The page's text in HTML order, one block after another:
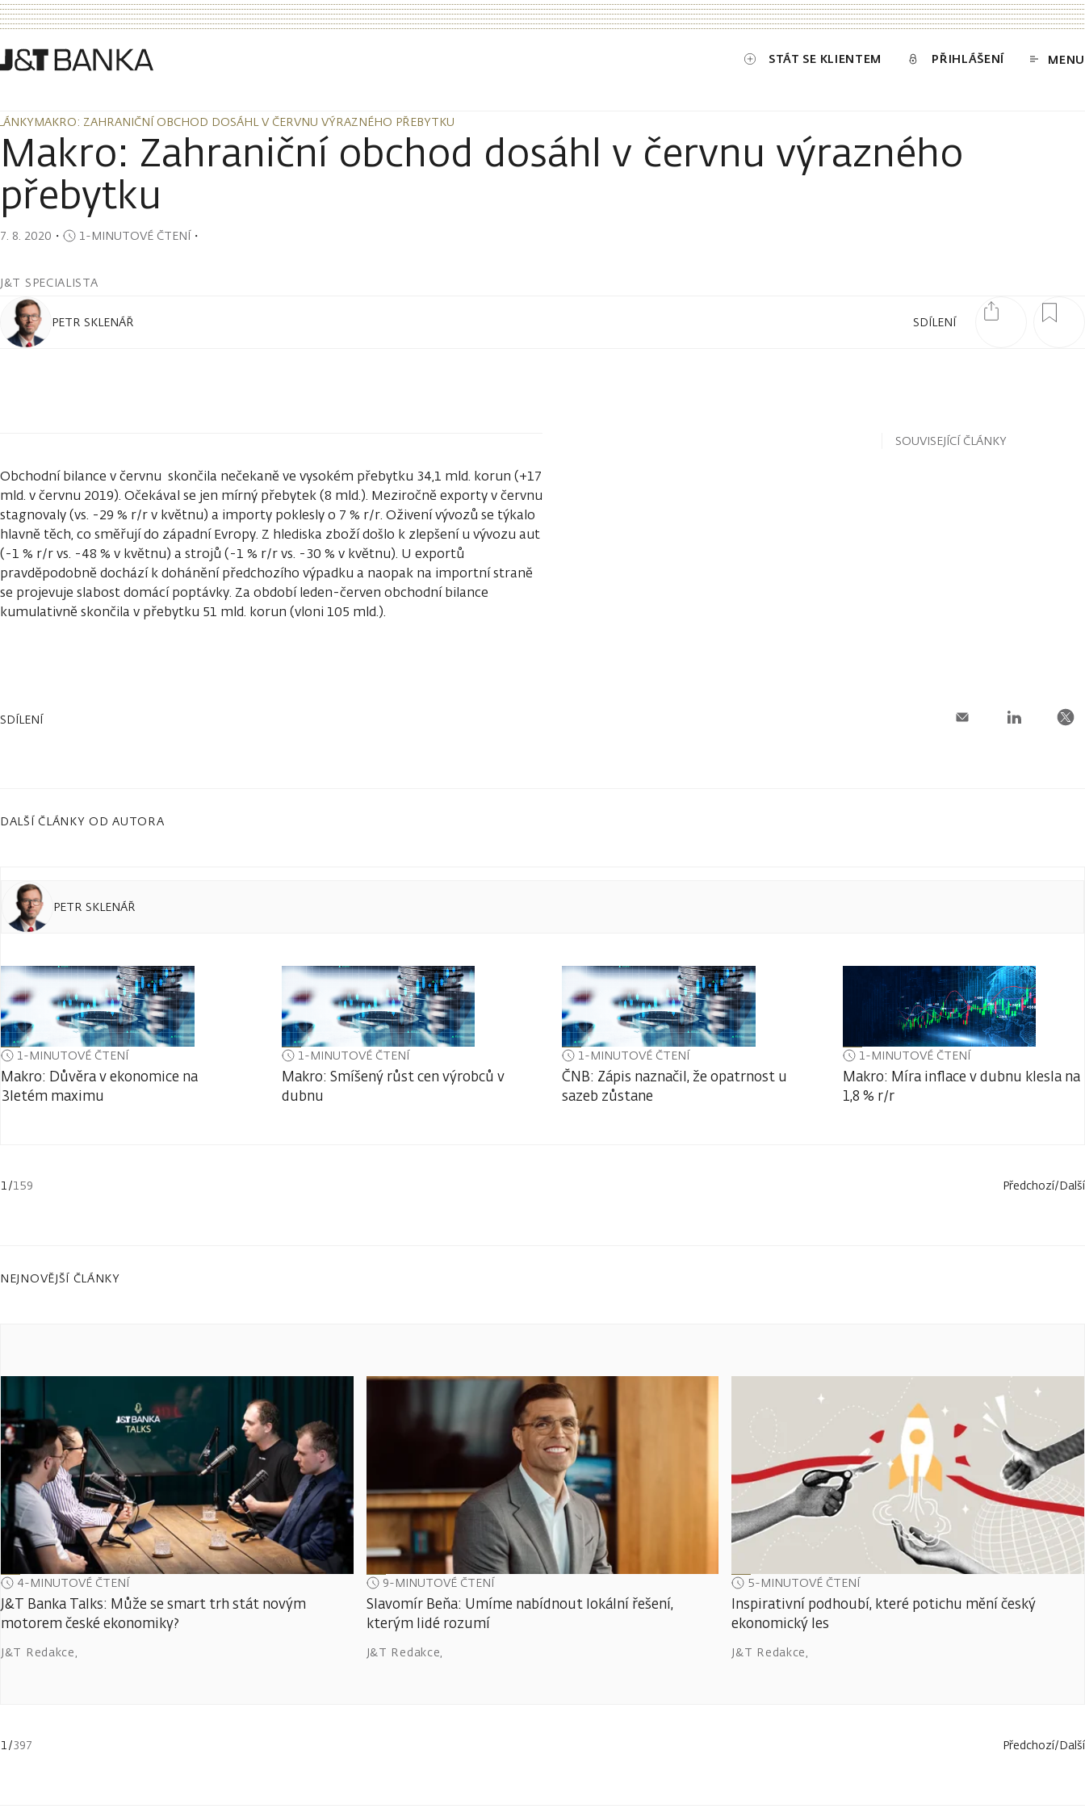
STÁT SE KLIENTEM PŘIHLÁŠENÍ MENU
MAKRO: ZAHRANIČNÍ OBCHOD DOSÁHL V ČERVNU VÝRAZNÉHO PŘEBYTKU
MAKRO: ZAHRANIČNÍ OBCHOD DOSÁHL V ČERVNU VÝRAZNÉHO PŘEBYTKU
Makro: Zahraniční obchod dosáhl v červnu výrazného
přebytku
7. 8. 2020 ・ 1-MINUTOVÉ ČTENÍ・
J&T SPECIALISTA
SDÍLENÍ
PETR SKLENÁŘ
Obchodní bilance v červnu skončila nečekaně ve vysokém přebytku 34,1 mld. korun (+17
mld. v červnu 2019). Očekával se jen mírný přebytek (8 mld.). Meziročně exporty v červnu
stagnovaly (vs. -29 % r/r v květnu) a importy poklesly o 7 % r/r. Oživení vývozů se týkalo
hlavně těch, co směřují do západní Evropy. Z hlediska zboží došlo k zlepšení u vývozu aut
(-1 % r/r vs. -48 % v květnu) a strojů (-1 % r/r vs. -30 % v květnu). U exportů
pravděpodobně dochází k dohánění předchozího výpadku a naopak na importní straně
se projevuje slabost domácí poptávky. Za období leden-červen obchodní bilance
kumulativně skončila v přebytku 51 mld. korun (vloni 105 mld.).
SOUVISEJÍCÍ ČLÁNKY
SDÍLENÍ
DALŠÍ ČLÁNKY OD AUTORA
PETR SKLENÁŘ
1-MINUTOVÉ ČTENÍ
Makro: Důvěra v ekonomice na
3letém maximu
1-MINUTOVÉ ČTENÍ
Makro: Smíšený růst cen výrobců v
dubnu
1-MINUTOVÉ ČTENÍ
ČNB: Zápis naznačil, že opatrnost u
sazeb zůstane
1-MINUTOVÉ ČTENÍ
Makro: Míra inflace v dubnu klesla na
1,8 % r/r
1 /159 Předchozí/Další
NEJNOVĚJŠÍ ČLÁNKY
4-MINUTOVÉ ČTENÍ
J&T Banka Talks: Může se smart trh stát novým
motorem české ekonomiky?
J&T Redakce,
9-MINUTOVÉ ČTENÍ
Slavomír Beňa: Umíme nabídnout lokální řešení,
kterým lidé rozumí
J&T Redakce,
5-MINUTOVÉ ČTENÍ
Inspirativní podhoubí, které potichu mění český
ekonomický les
J&T Redakce,
1/397 Předchozí/Další